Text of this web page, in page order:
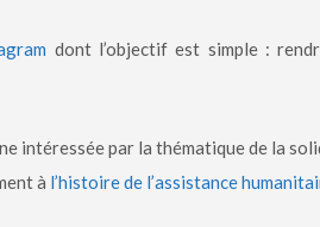
dont l’objectif est simple :
intéressée par la thématique de la
à l’histoire de l’assistance